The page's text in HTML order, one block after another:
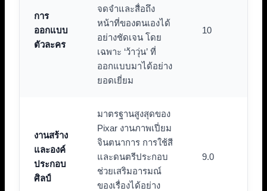
การ
ออกแบบ
ตัวละคร
จดจำและสื่อถึง
หน้าที่ของตนเองได้
อย่างชัดเจน โดย
เฉพาะ ‘ว้าวุ่น’ ที่
ออกแบบมาได้อย่าง
ยอดเยี่ยม
10
งานสร้าง
และองค์
ประกอบ
ศิลป์
มาตรฐานสูงสุดของ
Pixar งานภาพเปี่ยม
จินตนาการ การใช้สี
และดนตรีประกอบ
ช่วยเสริมอารมณ์
ของเรื่องได้อย่าง
9.0